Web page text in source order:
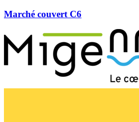
Marché couvert C6
Précédent
Suivant